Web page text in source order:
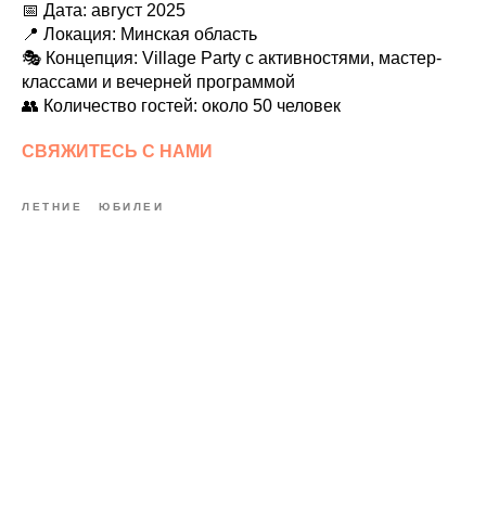
📅 Дата: август 2025
📍 Локация: Минская область
🎭 Концепция: Village Party с активностями, мастер-
классами и вечерней программой
👥 Количество гостей: около 50 человек
СВЯЖИТЕСЬ С НАМИ
ЛЕТНИЕ ЮБИЛЕИ